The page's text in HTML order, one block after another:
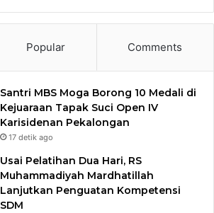
Popular Comments
Santri MBS Moga Borong 10 Medali di
Kejuaraan Tapak Suci Open IV
Karisidenan Pekalongan
17 detik ago
Usai Pelatihan Dua Hari, RS
Muhammadiyah Mardhatillah
Lanjutkan Penguatan Kompetensi
SDM